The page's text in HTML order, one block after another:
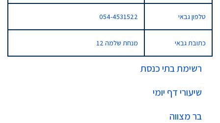
רשימת בתי כנסת
שיעורי דף יומי
בר מצווה
טלפון גבאי 054-4531522
כתובת גבאי מנחת שלמה 12